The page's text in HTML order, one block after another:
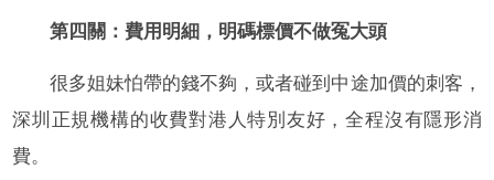
第四關：費用明細，明碼標價不做冤大頭
很多姐妹怕帶的錢不夠，或者碰到中途加價的刺客，
深圳正規機構的收費對港人特別友好，全程沒有隱形消
費。